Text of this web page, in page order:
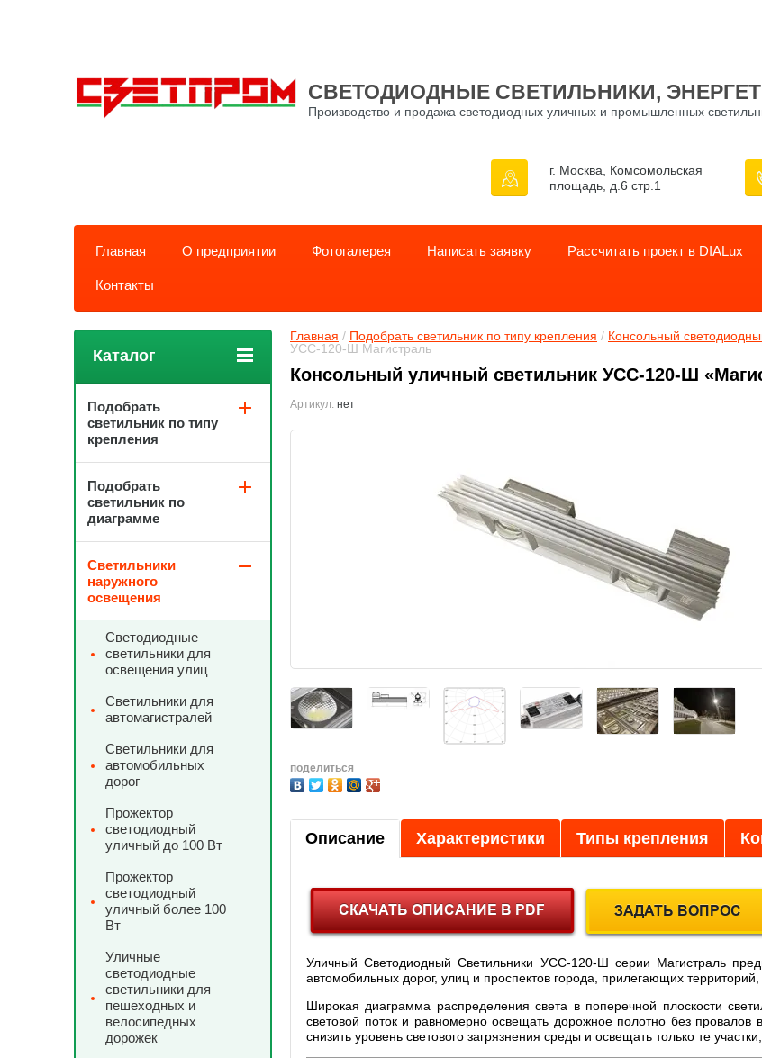
СВЕТОДИОДНЫЕ СВЕТИЛЬНИКИ,
Производство и продажа светодиодных уличных и промышленных
г. Москва, Комсомольская
площадь, д.6 стр.1
Главная О предприятии Фотогалерея Написать заявку Рассчитать проект в DIALux
Контакты
Главная / Подобрать светильник по типу крепления / Консольный
УСС-120-Ш Магистраль
Консольный уличный светильник УСС‑120‑Ш
Артикул: нет
поделиться
Описание Характеристики Типы крепления
Уличный Светодиодный Светильники УСС-120-Ш серии Магистраль
автомобильных дорог, улиц и проспектов города, прилегающих территорий,
Широкая диаграмма распределения света в поперечной плоскости
световой поток и равномерно освещать дорожное полотно без
снизить уровень светового загрязнения среды и освещать только те
Каталог
Подобрать
светильник по типу
крепления
Подобрать
светильник по
диаграмме
Светильники
наружного
освещения
Светодиодные
светильники для
освещения улиц
Светильники для
автомагистралей
Светильники для
автомобильных
дорог
Прожектор
светодиодный
уличный до 100 Вт
Прожектор
светодиодный
уличный более 100
Вт
Уличные
светодиодные
светильники для
пешеходных и
велосипедных
дорожек